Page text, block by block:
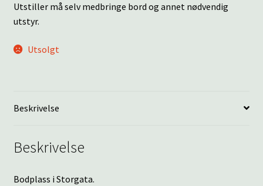
Utstiller må selv medbringe bord og annet nødvendig
utstyr.
Utsolgt
Beskrivelse
Beskrivelse
Bodplass i Storgata.